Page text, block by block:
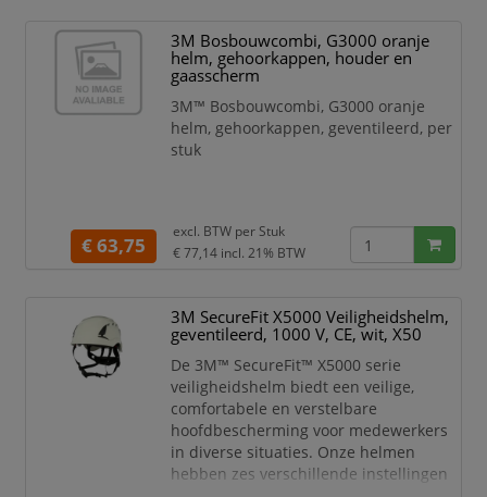
Specificaties:
Luchtkap 3M™ M-206
gelaatsscherm en helm met
comfort plus gelaatsafdichting
Gebruiksduur: 5 jaar
3M Bosbouwcombi, G3000 oranje
helm, gehoorkappen, houder en
gaasscherm
3M™ Bosbouwcombi, G3000 oranje
helm, gehoorkappen, geventileerd, per
stuk
€ 63,75
excl. BTW per Stuk
€ 77,14 incl. 21% BTW
3M SecureFit X5000 Veiligheidshelm,
geventileerd, 1000 V, CE, wit, X50
De 3M™ SecureFit™ X5000 serie
veiligheidshelm biedt een veilige,
comfortabele en verstelbare
hoofdbescherming voor medewerkers
in diverse situaties. Onze helmen
hebben zes verschillende instellingen